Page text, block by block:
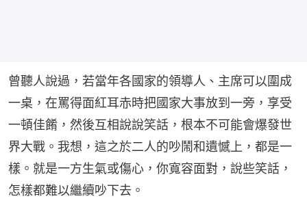
曾聽人說過，若當年各國家的領導人、主席可以圍成
一桌，在罵得面紅耳赤時把國家大事放到一旁，享受
一頓佳餚，然後互相說說笑話，根本不可能會爆發世
界大戰。我想，這之於二人的吵鬧和遺憾上，都是一
樣。就是一方生氣或傷心，你寬容面對，說些笑話，
怎樣都難以繼續吵下去。